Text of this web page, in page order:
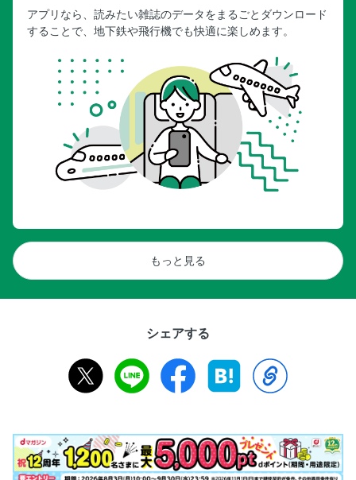
アプリなら、読みたい雑誌のデータをまるごとダウンロード
することで、地下鉄や飛行機でも快適に楽しめます。
もっと見る
シェアする